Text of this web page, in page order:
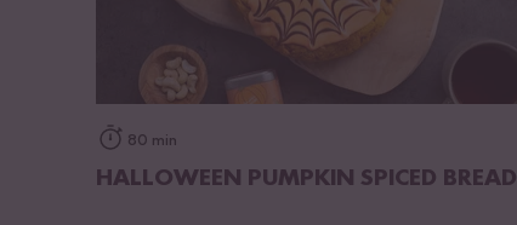
80 min
HALLOWEEN PUMPKIN SPICED BREAD